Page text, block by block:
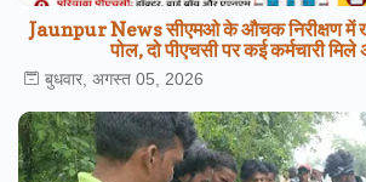
Jaunpur News सीएमओ के औचक निरीक्षण में
पोल, दो पीएचसी पर कई कर्मचारी
बुधवार, अगस्त 05, 2026